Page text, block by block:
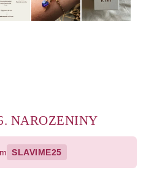
NAROZENINY
SLAVIME25